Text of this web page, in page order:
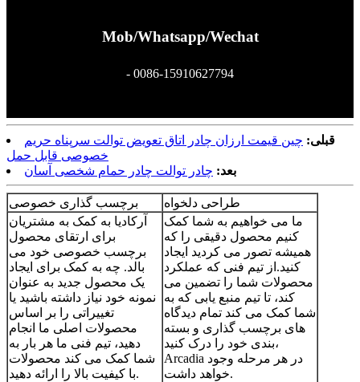
Mob/Whatsapp/Wechat
- 0086-15910627794
قبلی: چین قیمت ارزان چادر اتاق تعویض توالت سرپناه حریم
خصوصی قابل حمل
بعد: چادر توالت چادر حمام شخصی آسان
برچسب گذاری خصوصی
طراحی دلخواه
آرکادیا به کمک به مشتریان
برای ارتقای محصول
برچسب خصوصی خود می
بالد. چه به کمک برای ایجاد
یک محصول جدید به عنوان
نمونه خود نیاز داشته باشید یا
تغییراتی را بر اساس
محصولات اصلی ما انجام
دهید، تیم فنی ما هر بار به
شما کمک می کند محصولات
با کیفیت بالا را ارائه دهید.
ما می خواهیم به شما کمک
کنیم محصول دقیقی را که
همیشه تصور می کردید ایجاد
کنید.از تیم فنی که عملکرد
محصولات شما را تضمین می
کند، تا تیم منبع یابی که به
شما کمک می کند تمام دیدگاه
های برچسب گذاری و بسته
بندی خود را درک کنید،
Arcadia در هر مرحله وجود
خواهد داشت.